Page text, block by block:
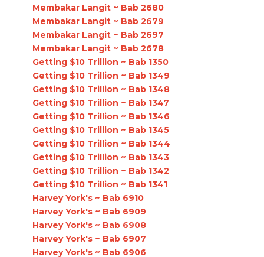
Membakar Langit ~ Bab 2680
Membakar Langit ~ Bab 2679
Membakar Langit ~ Bab 2697
Membakar Langit ~ Bab 2678
Getting $10 Trillion ~ Bab 1350
Getting $10 Trillion ~ Bab 1349
Getting $10 Trillion ~ Bab 1348
Getting $10 Trillion ~ Bab 1347
Getting $10 Trillion ~ Bab 1346
Getting $10 Trillion ~ Bab 1345
Getting $10 Trillion ~ Bab 1344
Getting $10 Trillion ~ Bab 1343
Getting $10 Trillion ~ Bab 1342
Getting $10 Trillion ~ Bab 1341
Harvey York's ~ Bab 6910
Harvey York's ~ Bab 6909
Harvey York's ~ Bab 6908
Harvey York's ~ Bab 6907
Harvey York's ~ Bab 6906